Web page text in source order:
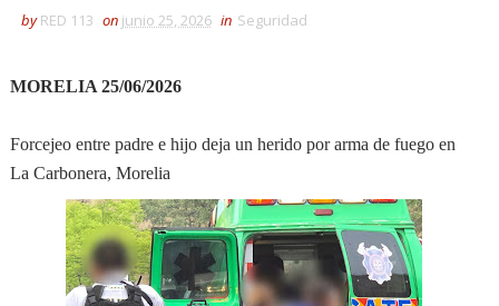
by RED 113 on junio 25, 2026 in Seguridad
MORELIA 25/06/2026
Forcejeo entre padre e hijo deja un herido por arma de fuego en
La Carbonera, Morelia